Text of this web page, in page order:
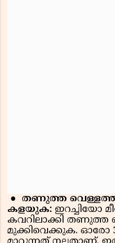
● തണുത്ത
കളയുക: ഇറച്ചിയോ
കവറിലാക്കി തണുത്ത
മുക്കിവെക്കുക. ഓരോ 30